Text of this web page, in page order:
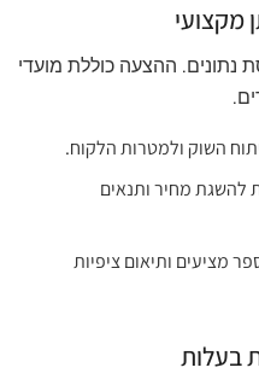
מקצועי
נתונים. ההצעה כוללת מועדי
השוק ולמטרות הלקוח.
להשגת מחיר ותנאים
מציעים ותיאום ציפיות
בעלות